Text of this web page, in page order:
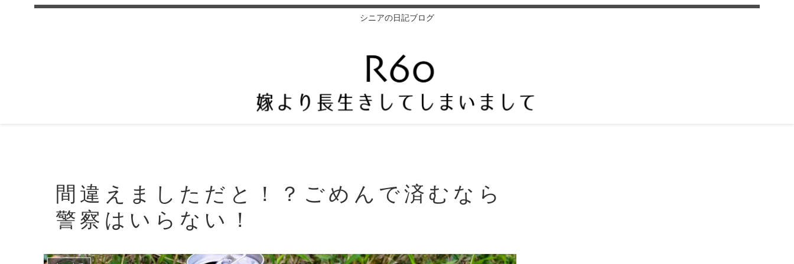
シニアの日記ブログ
間違えましただと！？ごめんで済むなら
警察はいらない！